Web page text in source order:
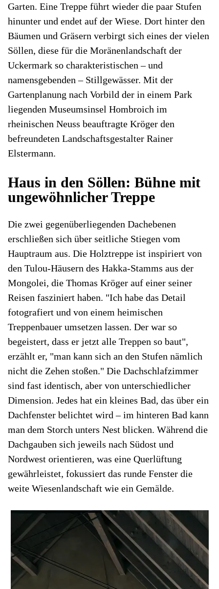
Garten. Eine Treppe führt wieder die paar Stufen
hinunter und endet auf der Wiese. Dort hinter den
Bäumen und Gräsern verbirgt sich eines der vielen
Söllen, diese für die Moränenlandschaft der
Uckermark so charakteristischen – und
namensgebenden – Stillgewässer. Mit der
Gartenplanung nach Vorbild der in einem Park
liegenden Museumsinsel Hombroich im
rheinischen Neuss beauftragte Kröger den
befreundeten Landschaftsgestalter Rainer
Elstermann.
Haus in den Söllen: Bühne mit
ungewöhnlicher Treppe
Die zwei gegenüberliegenden Dachebenen
erschließen sich über seitliche Stiegen vom
Hauptraum aus. Die Holztreppe ist inspiriert von
den Tulou-Häusern des Hakka-Stamms aus der
Mongolei, die Thomas Kröger auf einer seiner
Reisen fasziniert haben. "Ich habe das Detail
fotografiert und von einem heimischen
Treppenbauer umsetzen lassen. Der war so
begeistert, dass er jetzt alle Treppen so baut",
erzählt er, "man kann sich an den Stufen nämlich
nicht die Zehen stoßen." Die Dachschlafzimmer
sind fast identisch, aber von unterschiedlicher
Dimension. Jedes hat ein kleines Bad, das über ein
Dachfenster belichtet wird – im hinteren Bad kann
man dem Storch unters Nest blicken. Während die
Dachgauben sich jeweils nach Südost und
Nordwest orientieren, was eine Querlüftung
gewährleistet, fokussiert das runde Fenster die
weite Wiesenlandschaft wie ein Gemälde.